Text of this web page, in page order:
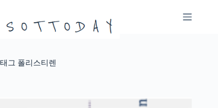
으
뛰
태그 폴리스티렌